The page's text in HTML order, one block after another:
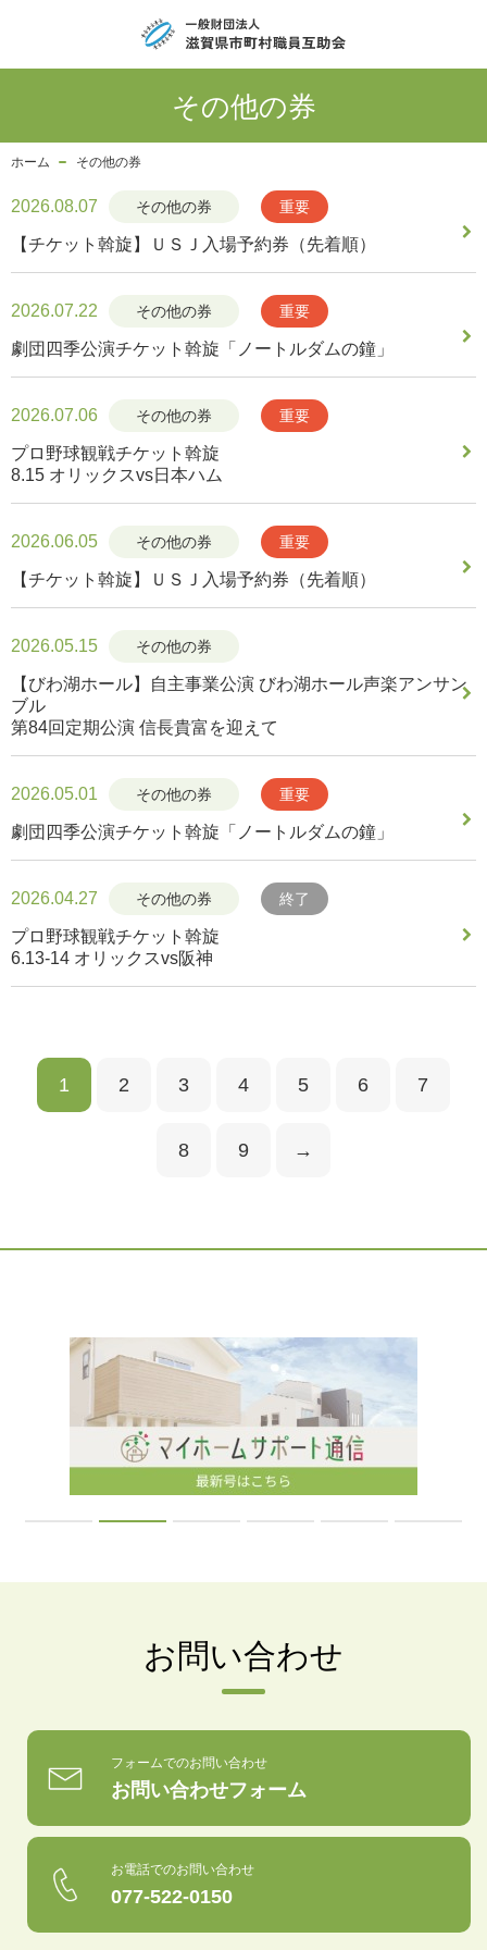
その他の券
ホーム その他の券
2026.08.07 その他の券 重要
【チケット斡旋】ＵＳＪ入場予約券（先着順）
2026.07.22 その他の券 重要
劇団四季公演チケット斡旋「ノートルダムの鐘」
2026.07.06 その他の券 重要
プロ野球観戦チケット斡旋
8.15 オリックスvs日本ハム
2026.06.05 その他の券 重要
【チケット斡旋】ＵＳＪ入場予約券（先着順）
2026.05.15 その他の券
【びわ湖ホール】自主事業公演 びわ湖ホール声楽アンサン
ブル
第84回定期公演 信長貴富を迎えて
2026.05.01 その他の券 重要
劇団四季公演チケット斡旋「ノートルダムの鐘」
2026.04.27 その他の券 終了
プロ野球観戦チケット斡旋
6.13-14 オリックスvs阪神
1 2 3 4 5 6 7
8 9 →
お問い合わせ
フォームでのお問い合わせ
お問い合わせフォーム
お電話でのお問い合わせ
077-522-0150